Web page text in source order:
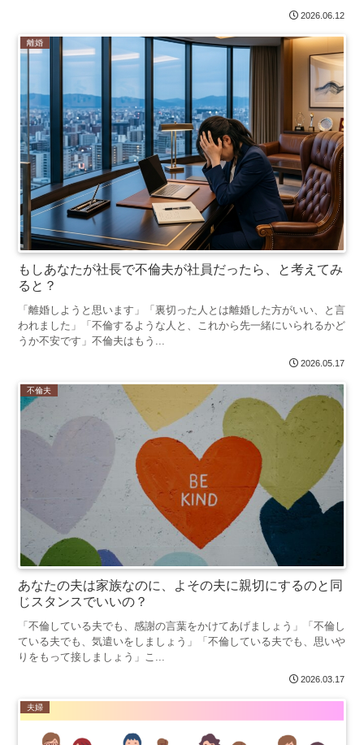
2026.06.12
離婚
もしあなたが社長で不倫夫が社員だったら、と考えてみ
ると？
「離婚しようと思います」「裏切った人とは離婚した方がいい、と言
われました」「不倫するような人と、これから先一緒にいられるかど
うか不安です」不倫夫はもう...
2026.05.17
不倫夫
あなたの夫は家族なのに、よその夫に親切にするのと同
じスタンスでいいの？
「不倫している夫でも、感謝の言葉をかけてあげましょう」「不倫し
ている夫でも、気遣いをしましょう」「不倫している夫でも、思いや
りをもって接しましょう」こ...
2026.03.17
夫婦